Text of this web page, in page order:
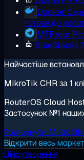
Docker
готове до
MTProto
BlueStacks
Найчастіше
MikroTik CHR за 1
RouterOS Cloud
Застосунок №1
Розгорнути
Відкрити весь
Ціноутворення